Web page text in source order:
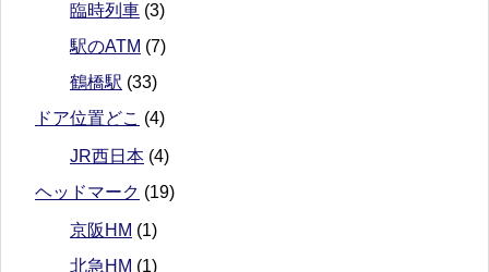
臨時列車 (3)
駅のATM (7)
鶴橋駅 (33)
ドア位置どこ (4)
JR西日本 (4)
ヘッドマーク (19)
京阪HM (1)
北急HM (1)